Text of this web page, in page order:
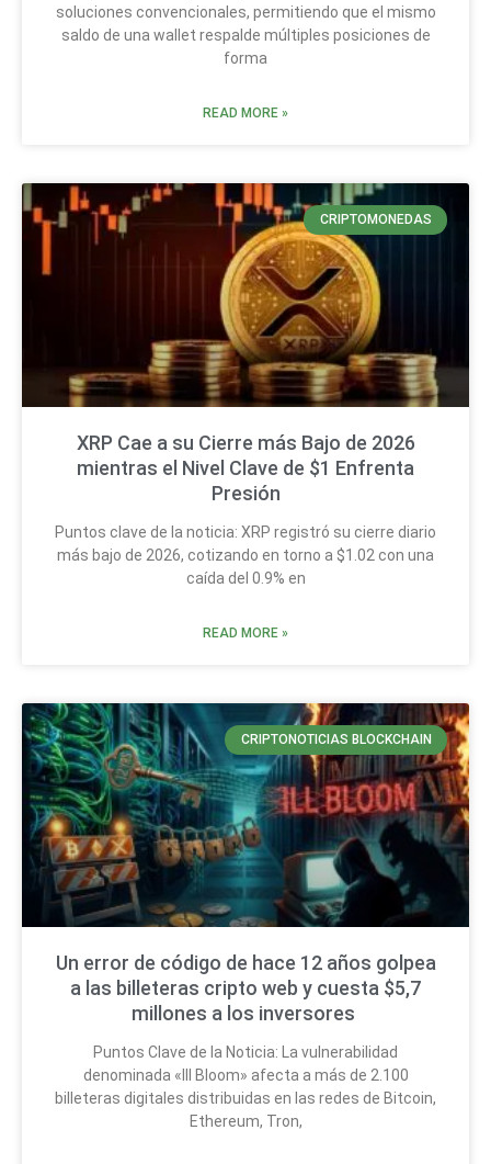
soluciones convencionales, permitiendo que el mismo
saldo de una wallet respalde múltiples posiciones de
forma
READ MORE »
CRIPTOMONEDAS
XRP Cae a su Cierre más Bajo de 2026
mientras el Nivel Clave de $1 Enfrenta
Presión
Puntos clave de la noticia: XRP registró su cierre diario
más bajo de 2026, cotizando en torno a $1.02 con una
caída del 0.9% en
READ MORE »
CRIPTONOTICIAS BLOCKCHAIN
Un error de código de hace 12 años golpea
a las billeteras cripto web y cuesta $5,7
millones a los inversores
Puntos Clave de la Noticia: La vulnerabilidad
denominada «Ill Bloom» afecta a más de 2.100
billeteras digitales distribuidas en las redes de Bitcoin,
Ethereum, Tron,